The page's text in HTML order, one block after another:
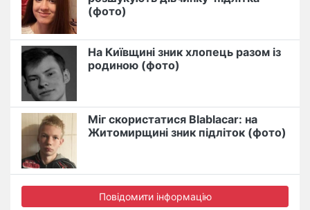
(фото)
На Київщині зник хлопець разом із
родиною (фото)
Міг скористатися Blablacar: на
Житомирщині зник підліток (фото)
Повідомити інформацію